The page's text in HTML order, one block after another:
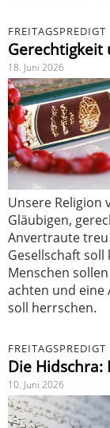
FREITAGSPREDIGT
18. Juni 2026
Unsere Religion
Gläubigen,
Anvertraute
Gesellschaft
Menschen
achten und eine
soll herrschen.
FREITAGSPREDIGT
Die Hidschra:
10. Juni 2026